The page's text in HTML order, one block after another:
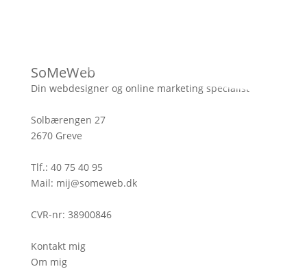
SoMeWeb
Din webdesigner og online marketing specialist
Solbærengen 27
2670 Greve
Tlf.: 40 75 40 95
Mail: mij@someweb.dk
CVR-nr: 38900846
Kontakt mig
Om mig